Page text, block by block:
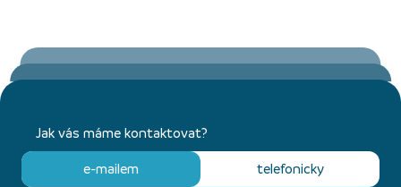
Jak vás máme kontaktovat?
e-mailem
telefonicky